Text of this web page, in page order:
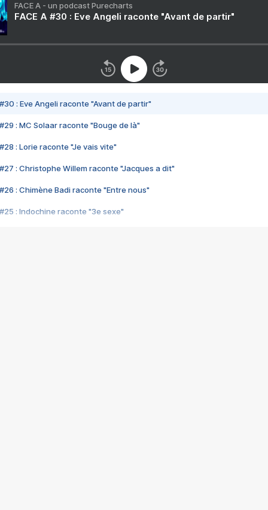
FACE A - un podcast Purecharts
FACE A #30 : Eve Angeli raconte "Avant de partir"
#30 : Eve Angeli raconte "Avant de partir"
#29 : MC Solaar raconte "Bouge de là"
#28 : Lorie raconte "Je vais vite"
#27 : Christophe Willem raconte "Jacques a dit"
#26 : Chimène Badi raconte "Entre nous"
#25 : Indochine raconte "3e sexe"